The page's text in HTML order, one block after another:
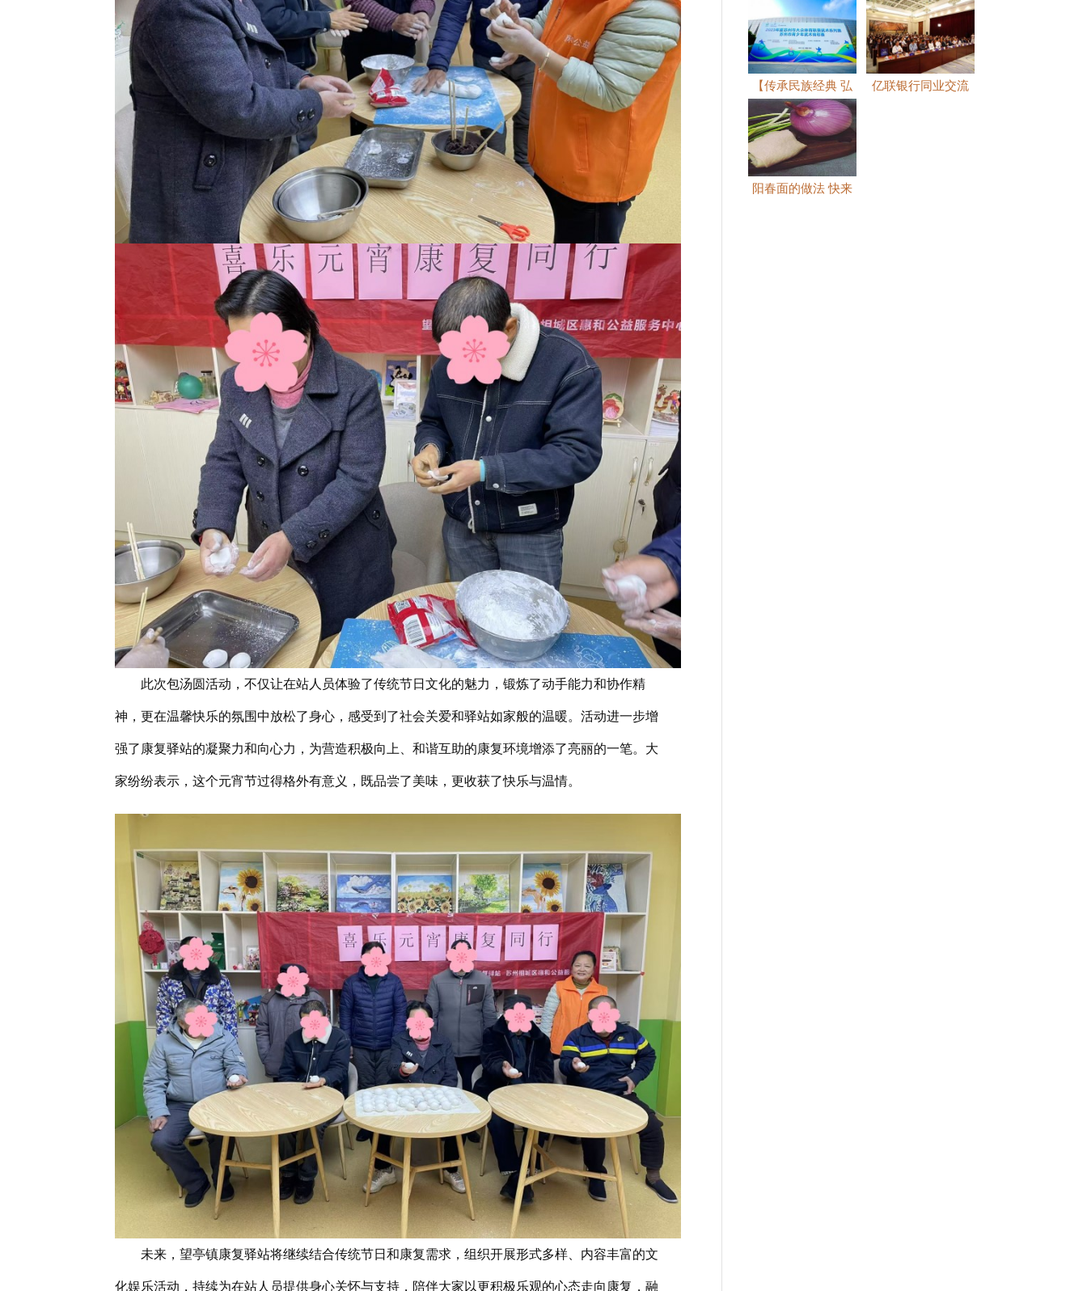
此次包汤圆活动，不仅让在站人员体验了传统节日文化的魅力，锻炼了动手能力和协作精
神，更在温馨快乐的氛围中放松了身心，感受到了社会关爱和驿站如家般的温暖。活动进一步增
强了康复驿站的凝聚力和向心力，为营造积极向上、和谐互助的康复环境增添了亮丽的一笔。大
家纷纷表示，这个元宵节过得格外有意义，既品尝了美味，更收获了快乐与温情。
未来，望亭镇康复驿站将继续结合传统节日和康复需求，组织开展形式多样、内容丰富的文
化娱乐活动，持续为在站人员提供身心关怀与支持，陪伴大家以更积极乐观的心态走向康复，融
兆瓦闪
察：
【传承民族经典 弘
扬中华
亿联银行同业交流
阳春面的做法 快来